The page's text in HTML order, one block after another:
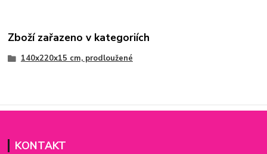
Zboží zařazeno v kategoriích
140x220x15 cm, prodloužené
KONTAKT